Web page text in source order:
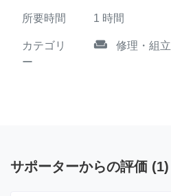
所要時間 1 時間
カテゴリ
ー
weekend 修理・組立
サポーターからの評価 (1)